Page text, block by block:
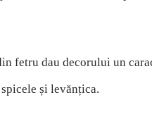
fetru dau decorului un
și levănțica.